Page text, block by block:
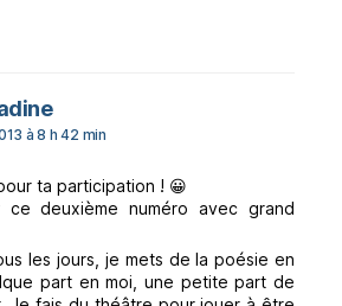
dit :
à 8 h 42 min
ta participation ! 😀
deuxième numéro avec grand
les jours, je mets de la poésie en
part en moi, une petite part de